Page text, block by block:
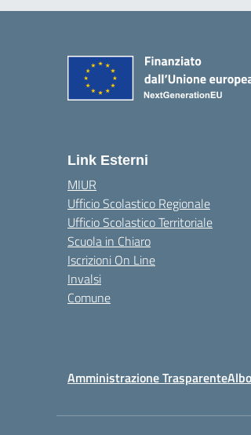
Link Esterni
MIUR
Ufficio Scolastico Regionale
Ufficio Scolastico Territoriale
Scuola in Chiaro
Iscrizioni On Line
Invalsi
Comune
Amministrazione Trasparente